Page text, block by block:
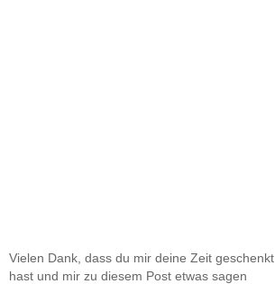
Vielen Dank, dass du mir deine Zeit geschenkt
hast und mir zu diesem Post etwas sagen